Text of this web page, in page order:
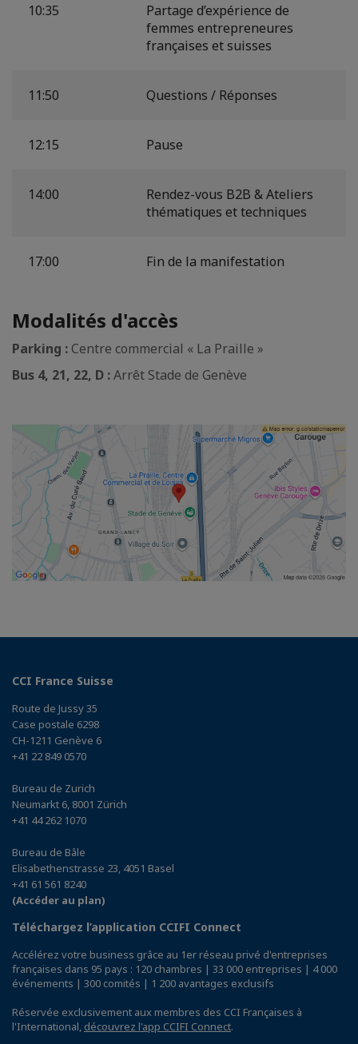
10:35
Partage d’expérience de
femmes entrepreneures
françaises et suisses
11:50 Questions / Réponses
12:15 Pause
14:00
Rendez-vous B2B & Ateliers
thématiques et techniques
17:00 Fin de la manifestation
Modalités d'accès
Parking : Centre commercial « La Praille »
Bus 4, 21, 22, D :Arrêt Stade de Genève
CCI France Suisse
Route de Jussy 35
Case postale 6298
CH-1211 Genève 6
+41 22 849 0570
Bureau de Zurich
Neumarkt 6, 8001 Zürich
+41 44 262 1070
Bureau de Bâle
Elisabethenstrasse 23, 4051 Basel
+41 61 561 8240
(Accéder au plan)
Téléchargez l’application CCIFI Connect
Accélérez votre business grâce au 1er réseau privé d'entreprises
françaises dans 95 pays : 120 chambres | 33 000 entreprises | 4 000
événements | 300 comités | 1 200 avantages exclusifs
Réservée exclusivement aux membres des CCI Françaises à
l'International, découvrez l'app CCIFI Connect.